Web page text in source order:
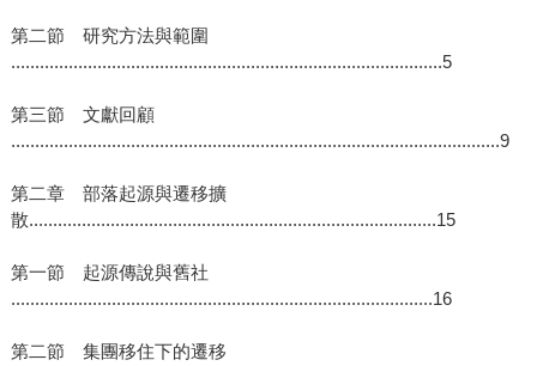
第二節 研究方法與範圍
..........................................................................................5
第三節 文獻回顧
......................................................................................................9
第二章 部落起源與遷移擴
散.....................................................................................15
第一節 起源傳說與舊社
........................................................................................16
第二節 集團移住下的遷移